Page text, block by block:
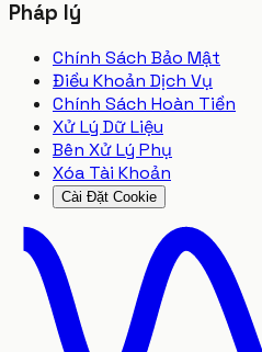
Pháp lý
Chính Sách Bảo Mật
Điều Khoản Dịch Vụ
Chính Sách Hoàn Tiền
Xử Lý Dữ Liệu
Bên Xử Lý Phụ
Xóa Tài Khoản
Cài Đặt Cookie